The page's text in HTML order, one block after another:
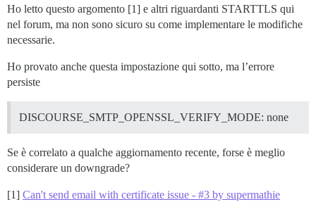
Ho letto questo argomento [1] e altri riguardanti STARTTLS qui
nel forum, ma non sono sicuro su come implementare le modifiche
necessarie.
Ho provato anche questa impostazione qui sotto, ma l’errore
persiste
DISCOURSE_SMTP_OPENSSL_VERIFY_MODE: none
Se è correlato a qualche aggiornamento recente, forse è meglio
considerare un downgrade?
[1] Can't send email with certificate issue - #3 by supermathie